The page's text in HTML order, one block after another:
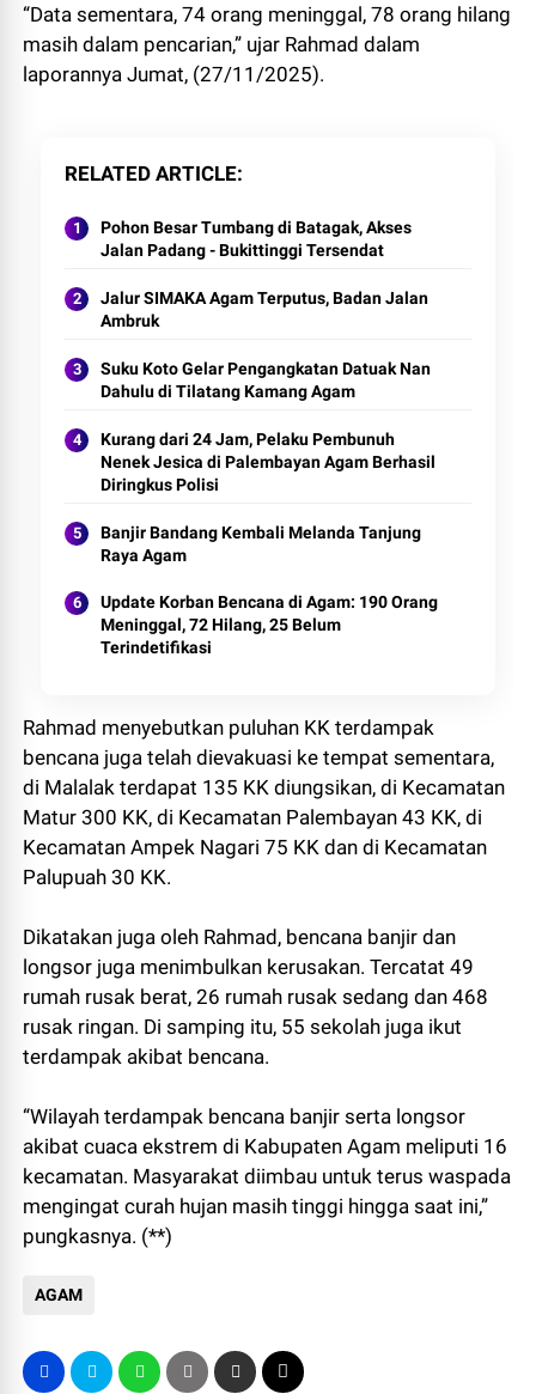
“Data sementara, 74 orang meninggal, 78 orang hilang
masih dalam pencarian,” ujar Rahmad dalam
laporannya Jumat, (27/11/2025).
RELATED ARTICLE
Pohon Besar Tumbang di Batagak, Akses
Jalan Padang - Bukittinggi Tersendat
Jalur SIMAKA Agam Terputus, Badan Jalan
Ambruk
Suku Koto Gelar Pengangkatan Datuak Nan
Dahulu di Tilatang Kamang Agam
Kurang dari 24 Jam, Pelaku Pembunuh
Nenek Jesica di Palembayan Agam Berhasil
Diringkus Polisi
Banjir Bandang Kembali Melanda Tanjung
Raya Agam
Update Korban Bencana di Agam: 190 Orang
Meninggal, 72 Hilang, 25 Belum
Terindetifikasi
Rahmad menyebutkan puluhan KK terdampak
bencana juga telah dievakuasi ke tempat sementara,
di Malalak terdapat 135 KK diungsikan, di Kecamatan
Matur 300 KK, di Kecamatan Palembayan 43 KK, di
Kecamatan Ampek Nagari 75 KK dan di Kecamatan
Palupuah 30 KK.
Dikatakan juga oleh Rahmad, bencana banjir dan
longsor juga menimbulkan kerusakan. Tercatat 49
rumah rusak berat, 26 rumah rusak sedang dan 468
rusak ringan. Di samping itu, 55 sekolah juga ikut
terdampak akibat bencana.
“Wilayah terdampak bencana banjir serta longsor
akibat cuaca ekstrem di Kabupaten Agam meliputi 16
kecamatan. Masyarakat diimbau untuk terus waspada
mengingat curah hujan masih tinggi hingga saat ini,”
pungkasnya. (**)
AGAM